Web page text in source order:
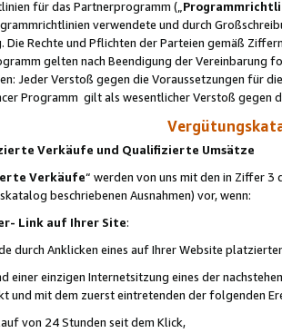
für das Partnerprogramm („
verwendete und durch
Die Rechte und Pflichten der Parteien gemäß
gelten nach Beendigung der Vereinbarung
Jeder Verstoß gegen die Voraussetzungen für
Programm gilt als wesentlicher Verstoß gegen
Verkäufe und Qualifizierte Umsätze
Verkäufe“ werden von uns mit den in Ziffer
beschriebenen Ausnahmen) vor, wenn:
Link auf Ihrer Site:
durch Anklicken eines auf Ihrer Website
einer einzigen Internetsitzung eines der
und mit dem zuerst eintretenden der folgenden
von 24 Stunden seit dem Klick,